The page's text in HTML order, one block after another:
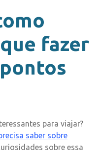
fazer
para viajar?
saber sobre
sobre essa